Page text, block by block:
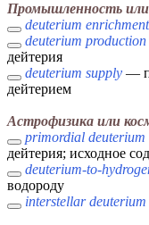
Промышленность или
deuterium enrichment
deuterium production
дейтерия
deuterium supply —
дейтерием
Астрофизика или
primordial deuterium
дейтерия; исходное
deuterium-to-
водороду
interstellar deuterium